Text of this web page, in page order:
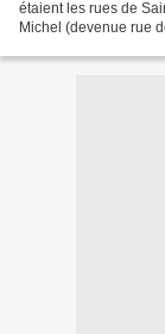
étaient les rues de
Michel (devenue rue